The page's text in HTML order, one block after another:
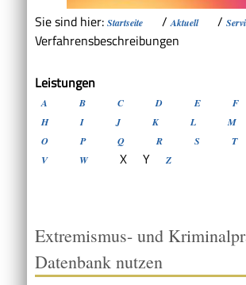
Sie sind hier: Startseite /Aktuell /
Verfahrensbeschreibungen
Leistungen
A B C D E F
H
I J K L M
O
P Q R S T
V
W X Y Z
Extremismus- und
Datenbank nutzen